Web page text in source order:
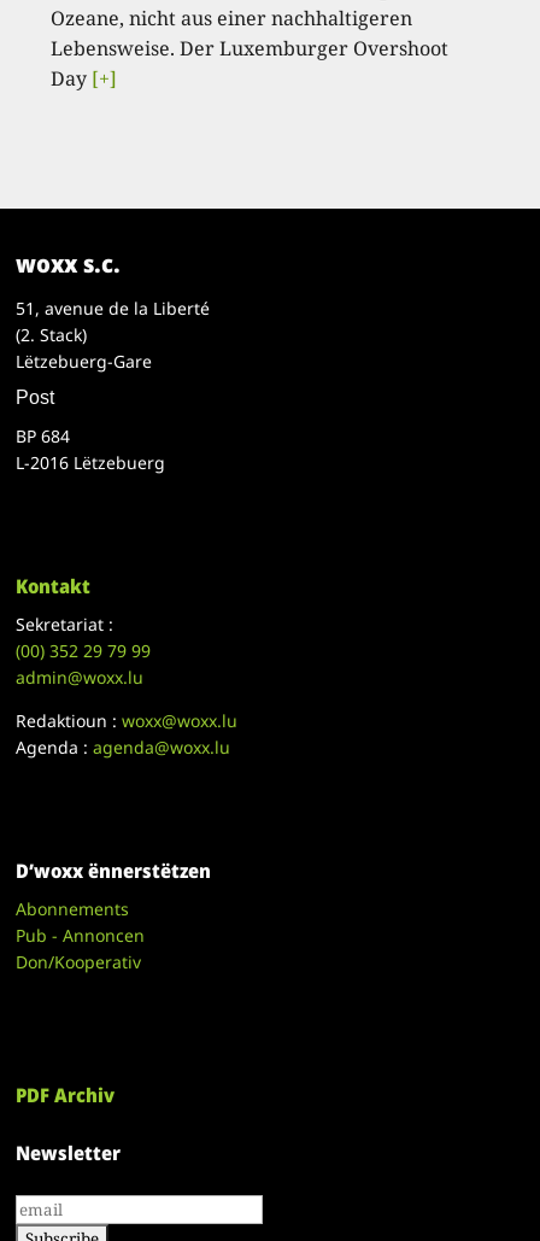
Ozeane, nicht aus einer nachhaltigeren
Lebensweise. Der Luxemburger Overshoot
Day [+]
woxx s.c.
51, avenue de la Liberté
(2. Stack)
Lëtzebuerg-Gare
Post
BP 684
L-2016 Lëtzebuerg
Kontakt
Sekretariat :
(00)352 29 79 99
admin@woxx.lu
Redaktioun :woxx@woxx.lu
Agenda :agenda@woxx.lu
D’woxx ënnerstëtzen
Abonnements
Pub - Annoncen
Don/Kooperativ
PDF Archiv
Newsletter